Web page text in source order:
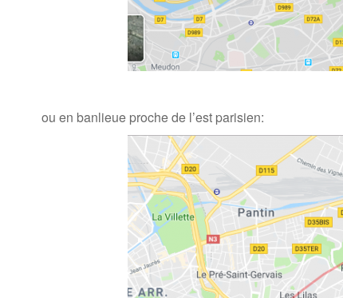
ou en banlieue proche de l’est parisien: